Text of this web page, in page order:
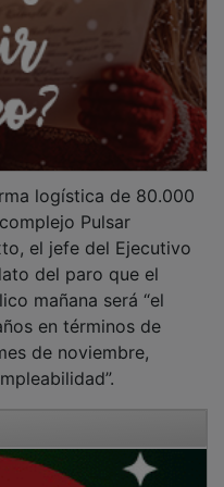
Pulsar
el jefe del Ejecutivo
del paro que el
mañana será “el
en términos de
de noviembre,